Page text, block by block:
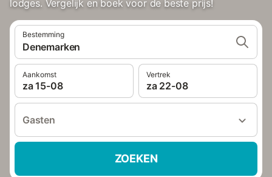
lodges. Vergelijk en boek voor de beste prijs!
Bestemming
Denemarken
Aankomst
za 15-08
Vertrek
za 22-08
Gasten
ZOEKEN